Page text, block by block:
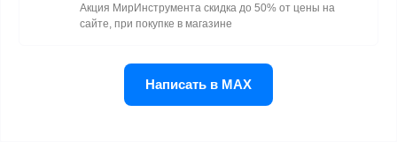
Акция МирИнструмента скидка до 50% от цены на
сайте, при покупке в магазине
Написать в MAX